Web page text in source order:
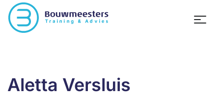
Aletta Versluis